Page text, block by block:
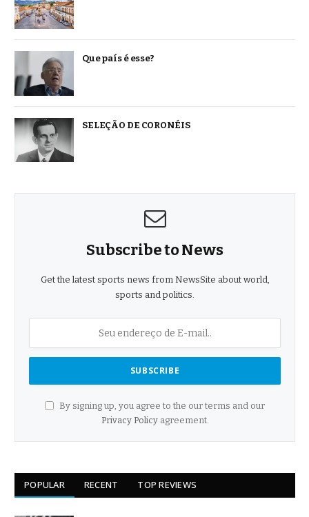
Que país é esse?
SELEÇÃO DE CORONÉIS
Subscribe to News
Get the latest sports news from NewsSite about world,
sports and politics.
By signing up, you agree to the our terms and our
Privacy Policyagreement.
POPULAR RECENT TOP REVIEWS